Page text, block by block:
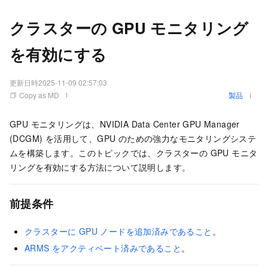
クラスターの GPU モニタリング
を有効にする
更新日時2025-11-09 02:57:03
Copy as MD
製品
GPU モニタリングは、NVIDIA Data Center GPU Manager
(DCGM) を活用して、GPU のための強力なモニタリングシステ
ムを構築します。このトピックでは、クラスターの GPU モニタ
リングを有効にする方法について説明します。
前提条件
クラスターに GPU ノードを追加済みであること 。
ARMS をアクティベート済みであること 。